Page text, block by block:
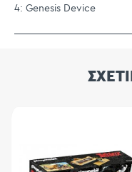
4: Genesis Device